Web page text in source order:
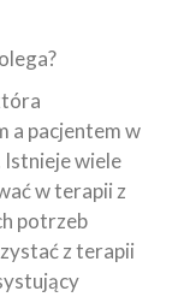
a pacjentem w
Istnieje wiele
w terapii z
potrzeb
z terapii